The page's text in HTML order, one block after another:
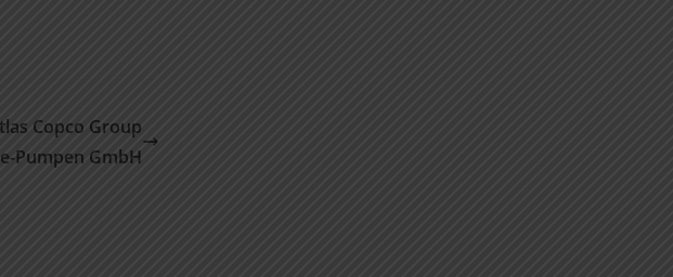
Copco Group
Pumpen GmbH